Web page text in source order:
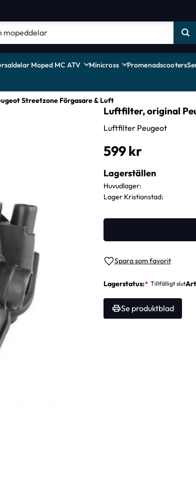
Moped MC ATV Minicross Promenadscooters
Streetzone Förgasare & Luft
Luftfilter, original
Luftfilter Peugeot
599kr
Lägg till i favoriter
Lagerstatus
Se produktblad
Lagerställen
Huvudlager
Lager Kristianstad